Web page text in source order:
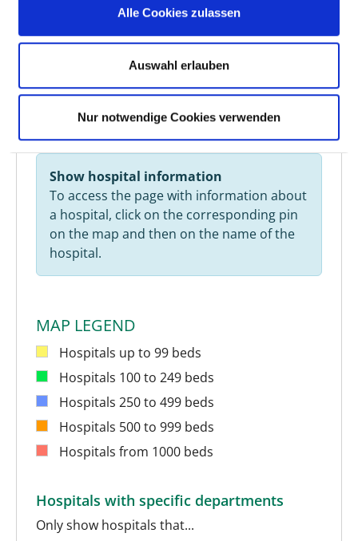
Alle Cookies zulassen
Auswahl erlauben
Nur notwendige Cookies verwenden
Show hospital information
To access the page with information about
a hospital, click on the corresponding pin
on the map and then on the name of the
hospital.
MAP LEGEND
Hospitals up to 99 beds
Hospitals 100 to 249 beds
Hospitals 250 to 499 beds
Hospitals 500 to 999 beds
Hospitals from 1000 beds
Hospitals with specific departments
Only show hospitals that...